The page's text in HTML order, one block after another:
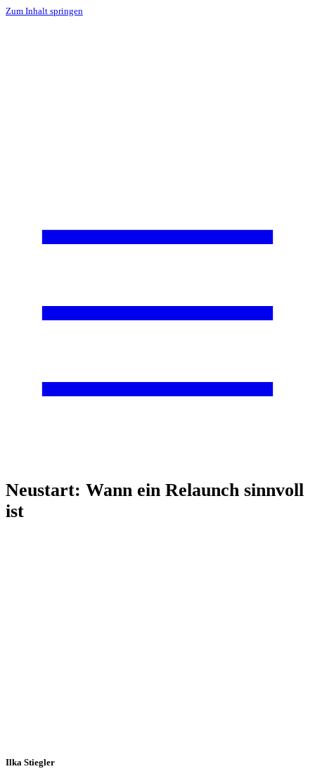
Zum Inhalt springen
Neustart: Wann ein Relaunch sinnvoll
ist
Ilka Stiegler